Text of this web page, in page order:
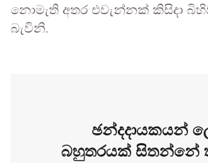
නොමැති අතර එවැන්නක් කිසිදා
බැවිනි.
ඡන්දදායකයන්
බහුතරයක් සිතන්නේ